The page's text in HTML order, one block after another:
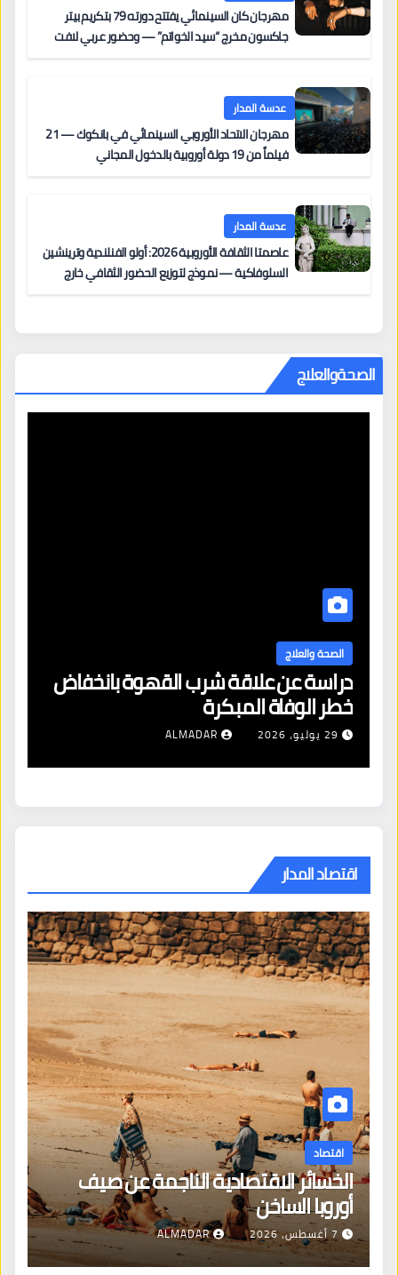
مهرجان كان السينمائي يفتتح دورته 79 بتكريم بيتر
جاكسون مخرج “سيد الخواتم” — وحضور عربي لافت
عدسة المدار
مهرجان الاتحاد الأوروبي السينمائي في بانكوك — 21
فيلماً من 19 دولة أوروبية بالدخول المجاني
عدسة المدار
عاصمتا الثقافة الأوروبية 2026: أولو الفنلندية وترينشين
السلوفاكية — نموذج لتوزيع الحضور الثقافي خارج
الصحةوالعلاج
الصحة والعلاج
دراسة عن علاقة شرب القهوة بانخفاض
خطر الوفاة المبكرة
29 يوليو، 2026 ALMADAR
اقتصاد المدار
اقتصاد
الخسائر الاقتصادية الناجمة عن صيف
أوروبا الساخن
7 أغسطس، 2026 ALMADAR